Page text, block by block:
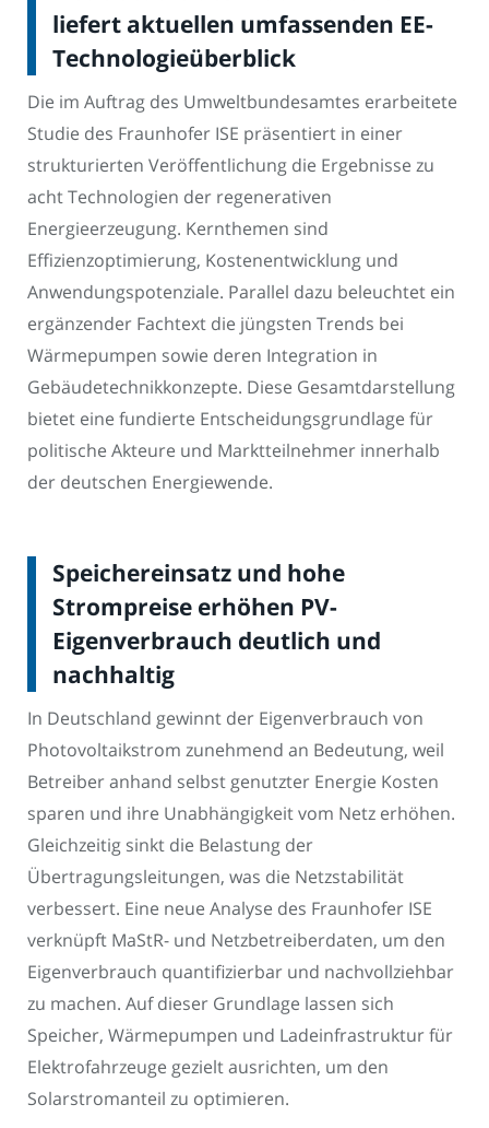
liefert aktuellen umfassenden EE-
Technologieüberblick
Die im Auftrag des Umweltbundesamtes erarbeitete
Studie des Fraunhofer ISE präsentiert in einer
strukturierten Veröffentlichung die Ergebnisse zu
acht Technologien der regenerativen
Energieerzeugung. Kernthemen sind
Effizienzoptimierung, Kostenentwicklung und
Anwendungspotenziale. Parallel dazu beleuchtet ein
ergänzender Fachtext die jüngsten Trends bei
Wärmepumpen sowie deren Integration in
Gebäudetechnikkonzepte. Diese Gesamtdarstellung
bietet eine fundierte Entscheidungsgrundlage für
politische Akteure und Marktteilnehmer innerhalb
der deutschen Energiewende.
Speichereinsatz und hohe
Strompreise erhöhen PV-
Eigenverbrauch deutlich und
nachhaltig
In Deutschland gewinnt der Eigenverbrauch von
Photovoltaikstrom zunehmend an Bedeutung, weil
Betreiber anhand selbst genutzter Energie Kosten
sparen und ihre Unabhängigkeit vom Netz erhöhen.
Gleichzeitig sinkt die Belastung der
Übertragungsleitungen, was die Netzstabilität
verbessert. Eine neue Analyse des Fraunhofer ISE
verknüpft MaStR- und Netzbetreiberdaten, um den
Eigenverbrauch quantifizierbar und nachvollziehbar
zu machen. Auf dieser Grundlage lassen sich
Speicher, Wärmepumpen und Ladeinfrastruktur für
Elektrofahrzeuge gezielt ausrichten, um den
Solarstromanteil zu optimieren.